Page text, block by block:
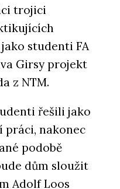
trojici
studenti FA
Girsy projekt
z NTM.
řešili jako
práci, nakonec
podobě
dům sloužit
Adolf Loos